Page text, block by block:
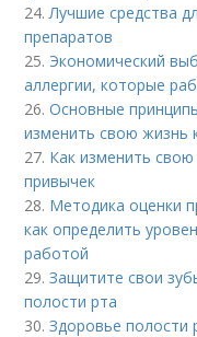
24. Лучшие средства
препаратов
25. Экономический
аллергии, которые
26.Основные
изменить свою жизнь
27. Как изменить
привычек
28. Методика оценки
как определить
работой
29.Защитите свои
полости рта
30.Здоровье полости